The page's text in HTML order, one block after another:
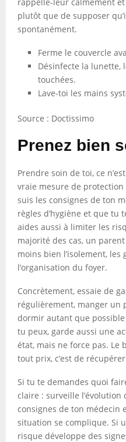
plutôt que de supposer
spontanément.
Ferme le couvercle
Désinfecte la lunette,
touchées.
Lave-toi les mains
Source : Doctissimo
Prenez bien
Prendre soin de toi, ce
vraie mesure de
suis les consignes de ton
règles d’hygiène et que tu
aides aussi à limiter les
majorité des cas, un
moins bien l’isolement, les
l’organisation du foyer.
Concrètement, essaie de
régulièrement, manger un
dormir autant que
tu peux, garde aussi une
état, mais ne force pas. Le
tout prix, c’est de
Si tu te demandes quoi
claire : surveille l’évolution
consignes de ton médecin
situation se complique. Si
risque développe des